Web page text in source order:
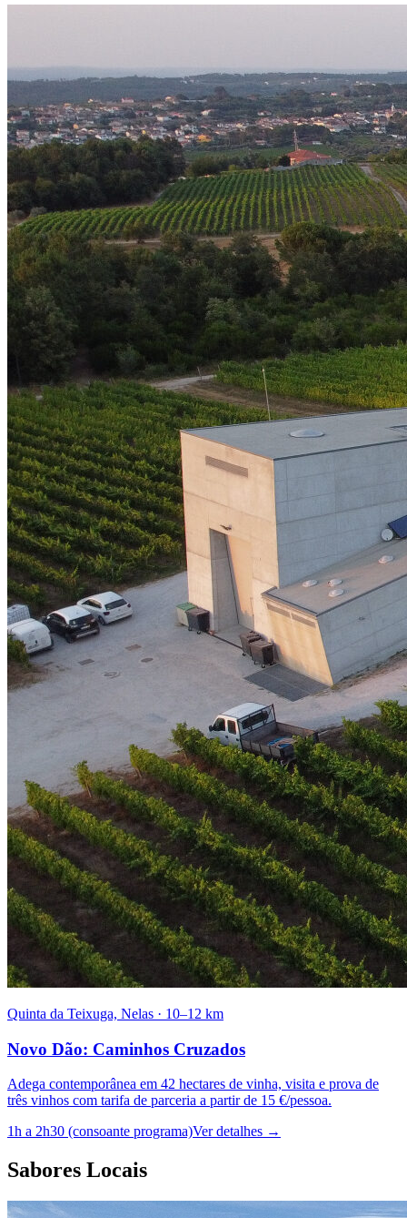
Quinta da Teixuga, Nelas · 10–12 km
Novo Dão: Caminhos Cruzados
Adega contemporânea em 42 hectares de vinha, visita e prova de
três vinhos com tarifa de parceria a partir de 15 €/pessoa.
1h a 2h30 (consoante programa)Ver detalhes →
Sabores Locais